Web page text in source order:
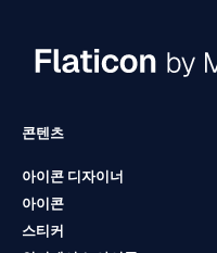
콘텐츠
아이콘 디자이너
아이콘
스티커